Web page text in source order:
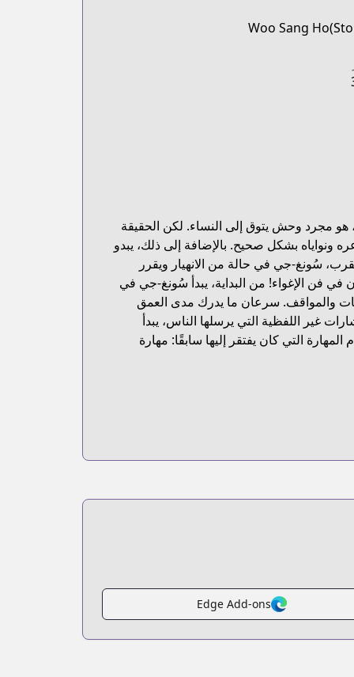
Woo Sang
هو مجرد وحش يتوق إلى النساء. لكن الحقيقة
ونواياه بشكل صحيح. بالإضافة إلى ذلك، يبدو
سُونغ-جي في حالة من الانهيار ويقرر
فن الإغواء! من البداية، يبدأ سُونغ-جي في
والمواقف. سرعان ما يدرك مدى العمق
غير اللفظية التي يرسلها الناس، يبدأ
التي كان يفتقر إليها سابقًا: مهارة
Edge Add-ons